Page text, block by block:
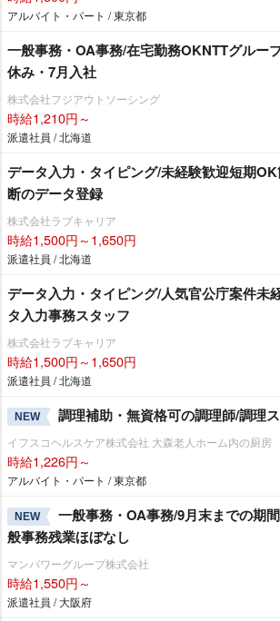
アルバイト・パート / 東京都
一般事務・OA事務/在宅勤務OKNTTグルー
休み・7月入社
株式会社フジアウトソーシング
時給1,210円～
派遣社員 / 北海道
データ入力・タイピング/未経験歓迎短期
断のデータ登録
株式会社ラブキャリア
時給1,500円～1,650円
派遣社員 / 北海道
データ入力・タイピング/人気官公庁案件未
タ入力事務スタッフ
株式会社ラブキャリア
時給1,500円～1,650円
派遣社員 / 北海道
NEW 調理補助・無資格可の調理師/調理
イフスコヘルスケア株式会社 大森老人ホーム内の厨房
時給1,226円～
アルバイト・パート / 東京都
NEW
一般事務・OA事務/9月末までの期
般事務残業ほぼなし
マンパワーグループ株式会社
時給1,550円～
派遣社員 / 大阪府